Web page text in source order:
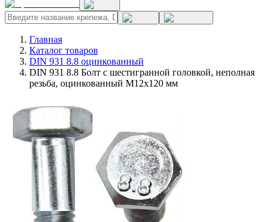
Главная
Каталог товаров
DIN 931 8.8 оцинкованный
DIN 931 8.8 Болт с шестигранной головкой, неполная
резьба, оцинкованный M12x120 мм